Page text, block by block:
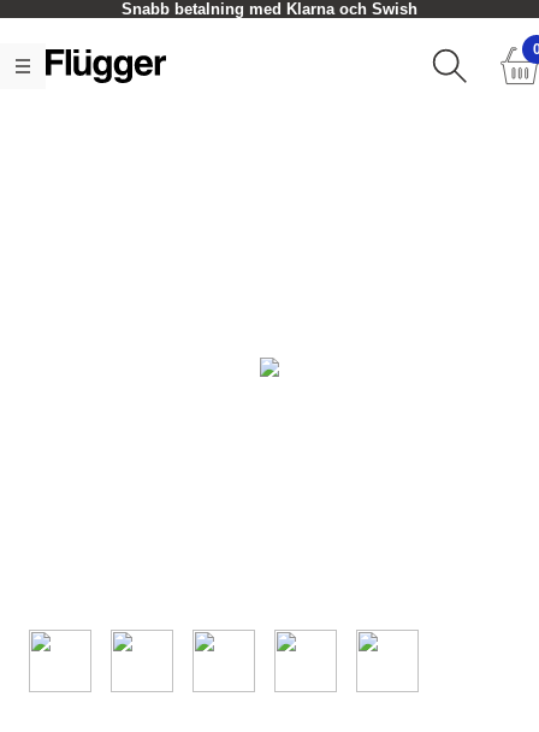
Snabb betalning med Klarna och Swish